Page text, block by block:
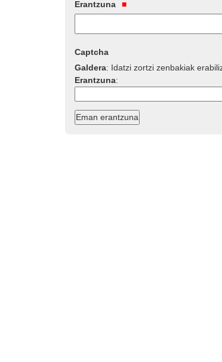
Erantzuna
Captcha
Galdera: Idatzi zortzi zenbakiak
Erantzuna: